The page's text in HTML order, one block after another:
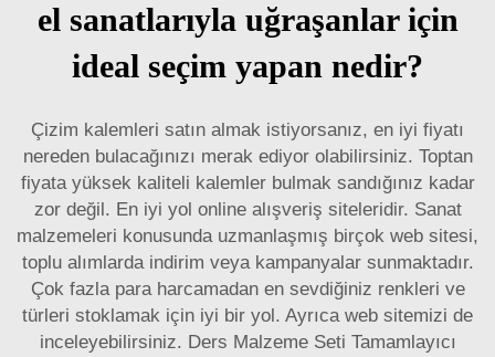
el sanatlarıyla uğraşanlar için
ideal seçim yapan nedir?
Çizim kalemleri satın almak istiyorsanız, en iyi fiyatı
nereden bulacağınızı merak ediyor olabilirsiniz. Toptan
fiyata yüksek kaliteli kalemler bulmak sandığınız kadar
zor değil. En iyi yol online alışveriş siteleridir. Sanat
malzemeleri konusunda uzmanlaşmış birçok web sitesi,
toplu alımlarda indirim veya kampanyalar sunmaktadır.
Çok fazla para harcamadan en sevdiğiniz renkleri ve
türleri stoklamak için iyi bir yol. Ayrıca web sitemizi de
inceleyebilirsiniz. Ders Malzeme Seti Tamamlayıcı